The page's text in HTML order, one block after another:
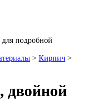
подробной
> Кирпич >
двойной